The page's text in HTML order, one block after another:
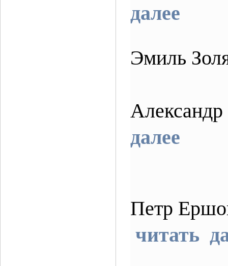
далее
Эмиль
далее
Петр
читать